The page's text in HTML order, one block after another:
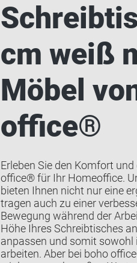
cm weiß
Möbel
office®
Erleben Sie den Komfort
office® für Ihr Homeoffice.
bieten Ihnen nicht nur eine
tragen auch zu einer
Bewegung während der
Höhe Ihres Schreibtisches
anpassen und somit sowohl
arbeiten. Aber bei boho